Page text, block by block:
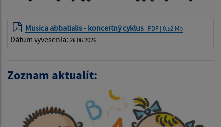
Musica abbatialis - koncertný cyklus | PDF | 0.52 Mb
Dátum vyvesenia: 26.06.2026
Zoznam aktualít: